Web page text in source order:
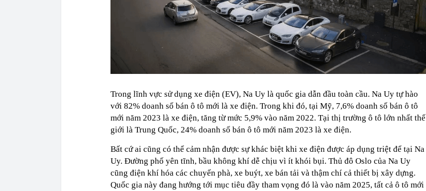
Trong lĩnh vực sử dụng xe điện (EV), Na Uy là quốc gia dẫn đầu toàn cầu. Na Uy tự hào
với 82% doanh số bán ô tô mới là xe điện. Trong khi đó, tại Mỹ, 7,6% doanh số bán ô tô
mới năm 2023 là xe điện, tăng từ mức 5,9% vào năm 2022. Tại thị trường ô tô lớn nhất thế
giới là Trung Quốc, 24% doanh số bán ô tô mới năm 2023 là xe điện.
Bất cứ ai cũng có thể cảm nhận được sự khác biệt khi xe điện được áp dụng triệt để tại Na
Uy. Đường phố yên tĩnh, bầu không khí dễ chịu vì ít khói bụi. Thủ đô Oslo của Na Uy
cũng điện khí hóa các chuyến phà, xe buýt, xe bán tải và thậm chí cả thiết bị xây dựng.
Quốc gia này đang hướng tới mục tiêu đầy tham vọng đó là vào năm 2025, tất cả ô tô mới